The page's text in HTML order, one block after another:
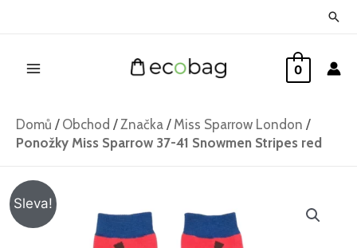
0
Domů / Obchod /Značka / Miss Sparrow London /
Ponožky Miss Sparrow 37-41 Snowmen Stripes red
Sleva!
cena cena
Ponožky